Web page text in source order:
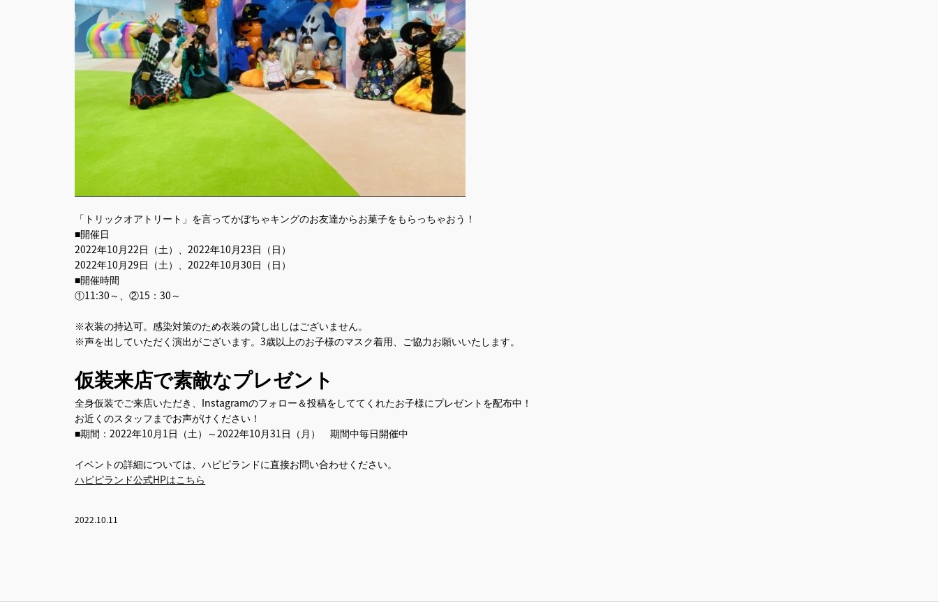
「トリックオアトリート」を言ってかぼちゃキングのお友達からお菓子をもらっちゃおう！
■開催日
2022年10月22日（土）、2022年10月23日（日）
2022年10月29日（土）、2022年10月30日（日）
■開催時間
①11:30～、②15：30～
※衣装の持込可。感染対策のため衣装の貸し出しはございません。
※声を出していただく演出がございます。3歳以上のお子様のマスク着用、ご協力お願いいたします。
仮装来店で素敵なプレゼント
全身仮装でご来店いただき、Instagramのフォロー＆投稿をしててくれたお子様にプレゼントを配布中！
お近くのスタッフまでお声がけください！
■期間：2022年10月1日（土）～2022年10月31日（月） 期間中毎日開催中
イベントの詳細については、ハピピランドに直接お問い合わせください。
ハピピランド公式HPはこちら
2022.10.11